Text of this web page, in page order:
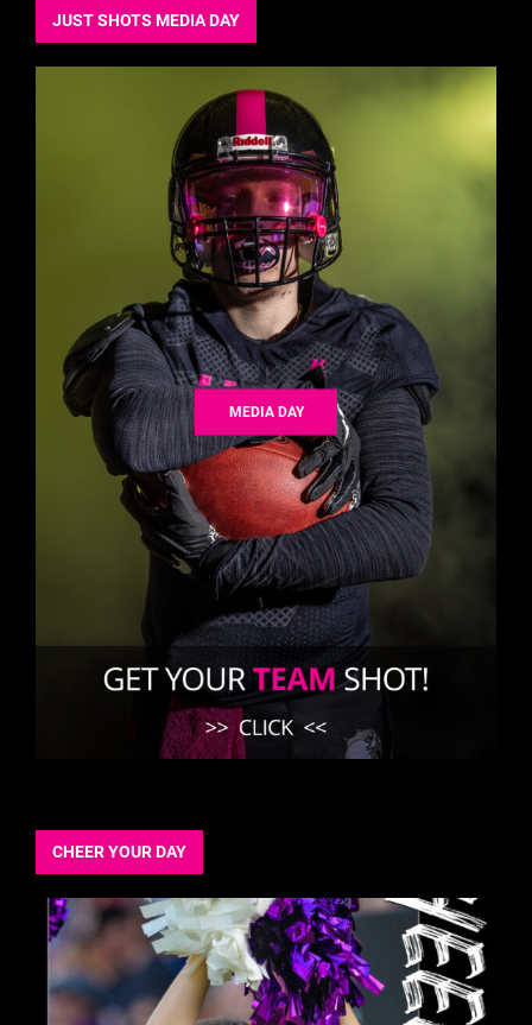
JUST SHOTS MEDIA DAY
MEDIA DAY
CHEER YOUR DAY